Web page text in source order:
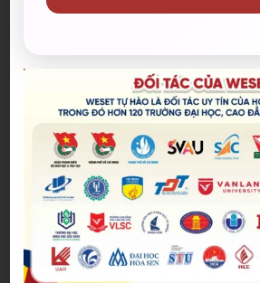
Spider-Man: Brand
lại thời kỳ
04/08/
The Odyssey lập
thu mở màn
Christopher
WE SHARE: Ước
góc học tập nhỏ